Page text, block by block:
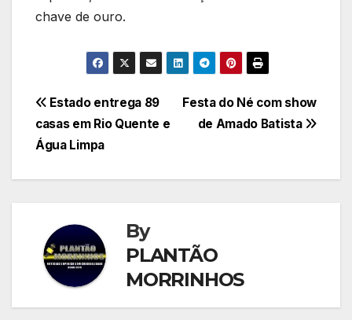
chave de ouro.
Navegação
de
Post
Festa do Né com show
de Amado Batista
Estado entrega 89
casas em Rio Quente e
Água Limpa
By
PLANTÃO
MORRINHOS